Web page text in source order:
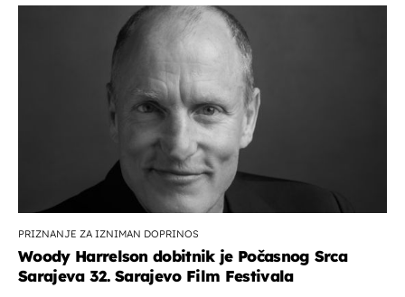
PRIZNANJE ZA IZNIMAN DOPRINOS
Woody Harrelson dobitnik je Počasnog Srca
Sarajeva 32. Sarajevo Film Festivala